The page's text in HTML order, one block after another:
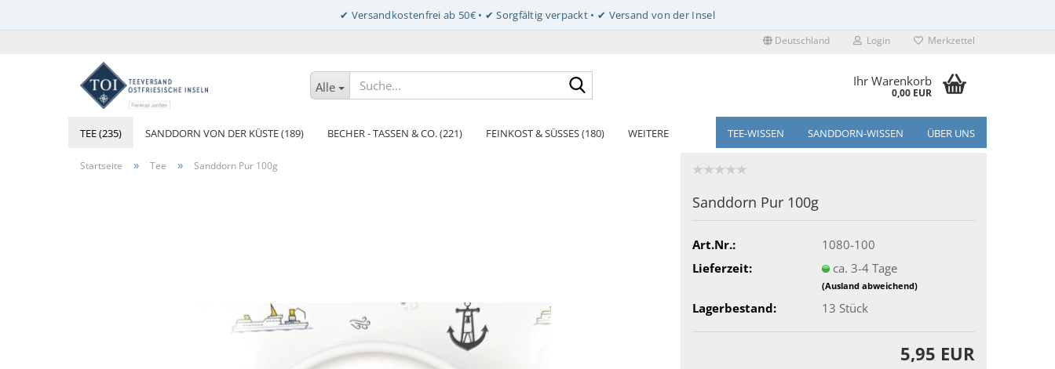
Deutschland Login Merkzettel
Alle Ihr Warenkorb
0,00 EUR
TEE (235) SANDDORN VON DER KÜSTE (189) BECHER - TASSEN & CO. (221) FEINKOST & SÜSSES (180) TEE-WISSEN SANDDORN-WISSEN ÜBER UNS
WEITERE
Startseite » Tee » Sanddorn Pur 100g
Sanddorn Pur 100g
Art.Nr.:
1080-100
Lieferzeit:
ca. 3-4 Tage
(Ausland abweichend)
Lagerbestand: 13 Stück
5,95 EUR